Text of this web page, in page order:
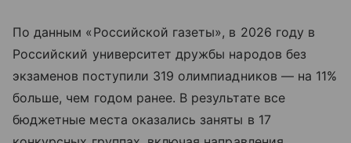
По данным «Российской газеты», в 2026 году в
Российский университет дружбы народов без
экзаменов поступили 319 олимпиадников — на 11%
больше, чем годом ранее. В результате все
бюджетные места оказались заняты в 17